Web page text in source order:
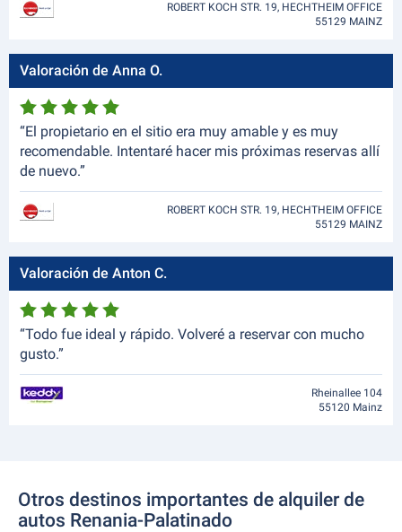
ROBERT KOCH STR. 19, HECHTHEIM OFFICE
55129 MAINZ
Valoración de Anna O.
“El propietario en el sitio era muy amable y es muy
recomendable. Intentaré hacer mis próximas reservas allí
de nuevo.”
ROBERT KOCH STR. 19, HECHTHEIM OFFICE
55129 MAINZ
Valoración de Anton C.
“Todo fue ideal y rápido. Volveré a reservar con mucho
gusto.”
Rheinallee 104
55120 Mainz
Otros destinos importantes de alquiler de
autos Renania-Palatinado